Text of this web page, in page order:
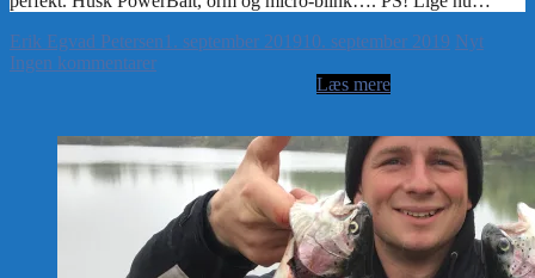
Erik Egvad Petersen1. september 201910. september 2019 Nyt
Ingen kommentarer